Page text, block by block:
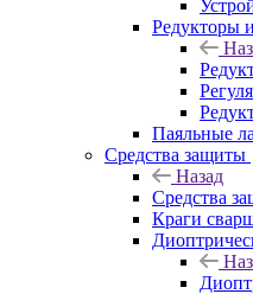
Редукторы
Паяльные
Средства защиты
Назад
Средства
Краги